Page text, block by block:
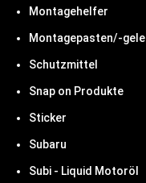
Montagehelfer
Montagepasten/-gele
Schutzmittel
Snap on Produkte
Sticker
Subaru
Subi - Liquid Motoröl